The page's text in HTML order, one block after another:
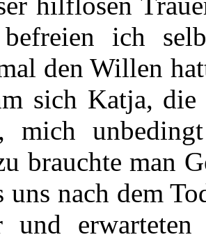
ich
den Willen
sich Katja,
mich
brauchte man
uns nach dem
und